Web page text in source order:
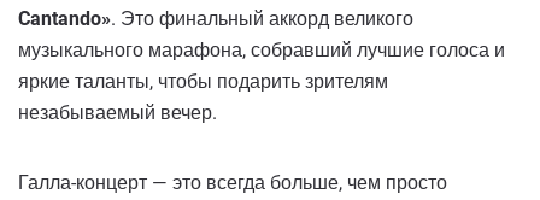
Cantando». Это финальный аккорд великого
музыкального марафона, собравший лучшие голоса и
яркие таланты, чтобы подарить зрителям
незабываемый вечер.
Галла-концерт — это всегда больше, чем просто